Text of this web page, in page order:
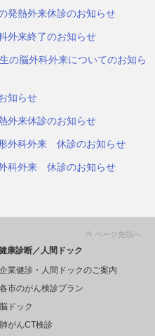
発熱外来休診のお知らせ
外来終了のお知らせ
の脳外科外来についてのお知ら
知らせ
外来休診のお知らせ
外科外来 休診のお知らせ
科外来 休診のお知らせ
ページ先頭へ
康診断／人間ドック
企業健診・人間ドックのご案内
各市のがん検診プラン
脳ドック
肺がんCT検診